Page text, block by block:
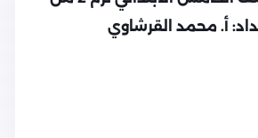
أ. محمد القرشاوي